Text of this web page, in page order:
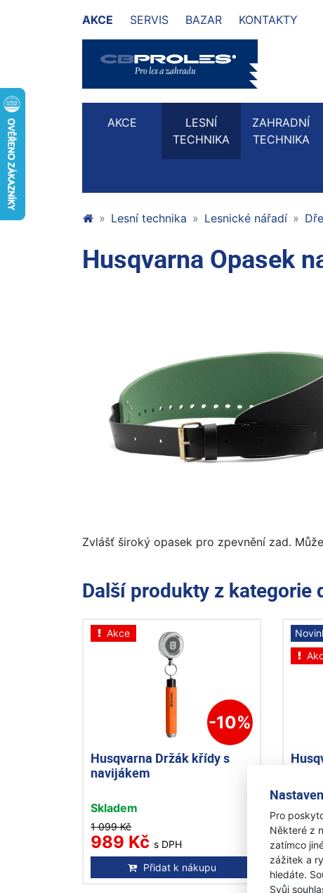
Pro
Některé z
zatímco
zážitek a
hledáte.
Svůj
AKCE SERVIS BAZAR KONTAKTY
AKCE
LESNÍ
TECHNIKA
ZAHRADNÍ
TECHNIKA
Lesní technika Lesnické nářadí
Husqvarna Opasek
Zvlášť široký opasek pro zpevnění zad.
Další produkty z kategorie
Akce
-10%
Husqvarna Držák křídy s
navijákem
Skladem
1 099 Kč
989 Kč s DPH
Přidat k nákupu
1 049